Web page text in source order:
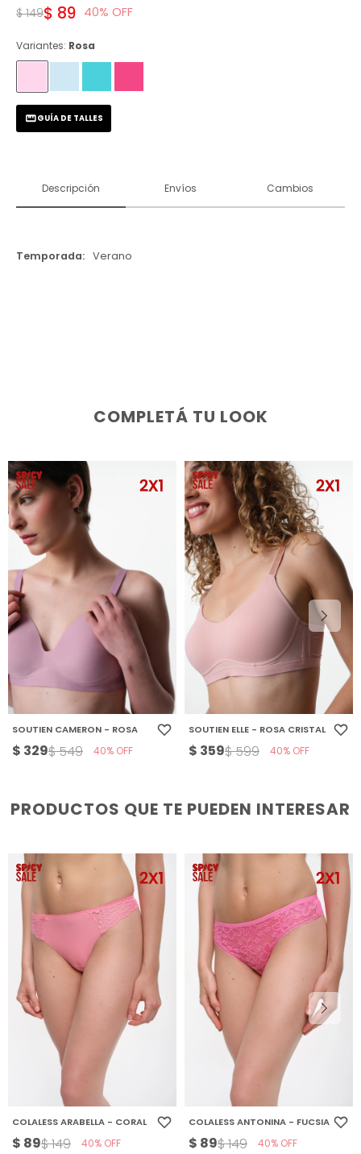
$ 89
$ 149 40
Variantes: Rosa
GUÍA DE TALLES
Descripción Envíos Cambios
Temporada Verano
COMPLETÁ TU LOOK
SOUTIEN CAMERON - ROSA
$ 329$549 40
SOUTIEN ELLE - ROSA CRISTAL
$ 359$599 40
PRODUCTOS QUE TE PUEDEN INTERESAR
COLALESS ARABELLA - CORAL
$ 89$149 40
COLALESS ANTONINA - FUCSIA
$ 89$149 40